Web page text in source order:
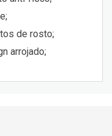
de rosto;
arrojado;